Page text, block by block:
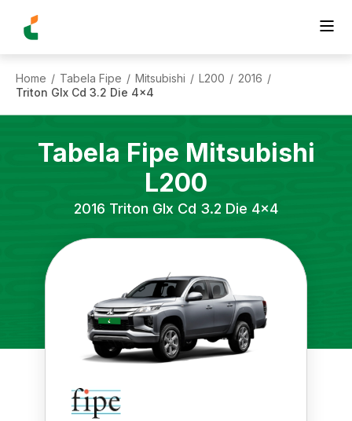
Home / Tabela Fipe / Mitsubishi / L200 / 2016 /
Triton Glx Cd 3.2 Die 4x4
Tabela Fipe Mitsubishi
L200
2016 Triton Glx Cd 3.2 Die 4x4